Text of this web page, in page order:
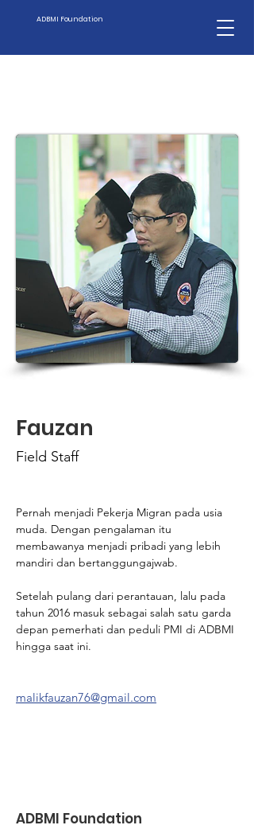
ADBMI Foundation
Fauzan
Field Staff
Pernah menjadi Pekerja Migran pada usia
muda. Dengan pengalaman itu
membawanya menjadi pribadi yang lebih
mandiri dan bertanggungajwab.
Setelah pulang dari perantauan, lalu pada
tahun 2016 masuk sebagai salah satu garda
depan pemerhati dan peduli PMI di ADBMI
hingga saat ini.
malikfauzan76@gmail.com
ADBMI Foundation